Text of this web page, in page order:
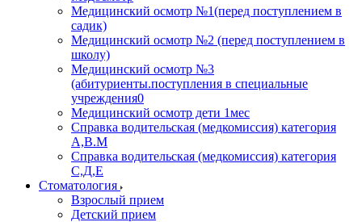
Медицинский осмотр №1(перед поступлением в
садик)
Медицинский осмотр №2 (перед поступлением в
школу)
Медицинский осмотр №3
(абитуриенты.поступления в специальные
учреждения0
Медицинский осмотр дети 1мес
Справка водительская (медкомиссия) категория
А,В.М
Справка водительская (медкомиссия) категория
С,Д,Е
Стоматология
Взрослый прием
Детский прием